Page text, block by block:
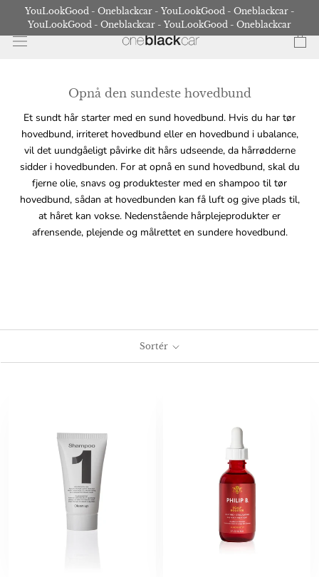
indhold
YouLookGood - Oneblackcar - YouLookGood - Oneblackcar -
YouLookGood - Oneblackcar - YouLookGood - Oneblackcar
Opnå den sundeste hovedbund
Et sundt hår starter med en sund hovedbund. Hvis du har tør
hovedbund, irriteret hovedbund eller en hovedbund i ubalance,
vil det uundgåeligt påvirke dit hårs udseende, da hårrødderne
sidder i hovedbunden. For at opnå en sund hovedbund, skal du
fjerne olie, snavs og produktester med en shampoo til tør
hovedbund, sådan at hovedbunden kan få luft og give plads til,
at håret kan vokse. Nedenstående hårplejeprodukter er
afrensende, plejende og målrettet en sundere hovedbund.
Sortér